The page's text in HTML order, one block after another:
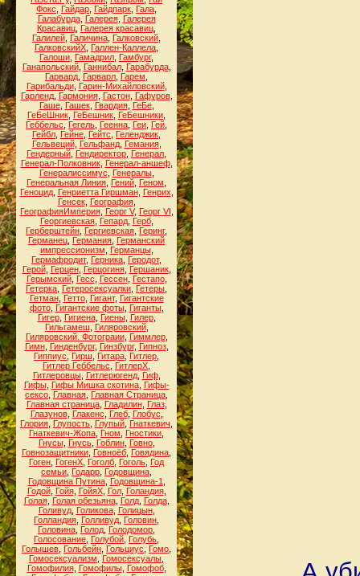
Фокс
Гайдар Гайдпарк Гала
Галабурда, Галерея, Галерея
Красавиц Галерея красавиц
Галилей Галичина Галковский
ГалковскийХ Галлен-Каллела
Галоши Гамадрил Гамбург,
Ганапольский, Ганнибал, Гарабурда,
Гарвард Гарварл Гарем
Гарибальди, Гарин-Михайловский,
Гарленд, Гармония, Гастон, Гафуров,
Гаше, Гашек, Гвардия, ГеБе,
ГеБеШник ГеБешник ГеБешники
Геббельс
Гегель Геенна Геи Гей
Гейбл Гейне Гейтс Геленджик
Гельвеций, Гельфанд, Гемания,
Гендерный Гендиректор Генерал
Генерал-Полковник, Генерал-аншеф,
Генералиссимус
Генералы,
Генеральная Линия Гений Геном
Геноцид, Генриетта Гиршман, Генрих
Генсек, География,
ГеографияИмперия, Георг V, Георг VI
Георгиевская, Гепард, Герб,
Герберштейн Гергиевская Геринг,
Германец Германия Германский
импрессионизм
Германцы,
Гермафродит, Герника Геродот,
Герой, Герцен, Герцогиня, Гершаник,
Герымский, Гесс Гессен, Гестапо,
Гетерка Гетеросексуалки Гетеры
Гетман, Гетто, Гигант, Гигантские
фото, Гигантские фоты, Гиганты,
Гигер, Гигиена, Гиены, Гилер,
Гильгамеш
Гиляровский,
Гиляровский. Фотограии, Гиммлер,
Гимн, Гинденбург, Гинзбург, Гипноз,
Гиппиус
Гирш Гитара Гитлер
Гитлер Геббельс
ГитлерХ
Гитлеровцы, Гитлерюгенд, Гиф,
Гифы, Гифы Мишка скотина, Гифы-
сексо Главная Главная Страница
Главная страница, Гладилин, Глаз,
Глазунов, Глакенс Глеб, Глобус
Глория Глупость Глупый Гнаткевич
Гнаткевич-Жопа Гном Гностики
Гнусы, Гнусь, Гоблин, Говно,
Говнозащитники Говноёб Говядина
Гоген ГогенХ Гоголб Гоголь Год
семьи Годарр Годовщина
Годовщина Путина, Годовщина-1
Годой, Гойя, ГойяХ, Гол, Голандия,
Голая, Голая обезьяна, Голд, Голда,
Голивуд, Голикова, Голицын,
Голландия Голливуд Головин
Головина Голод Голодомор
Голосование Голубой Голубь
Голышев Гольбейн Гольциус Гомо
Гомосексуализм
Гомосексуалы
Гомофилия, Гомофилы, Гомофоб,